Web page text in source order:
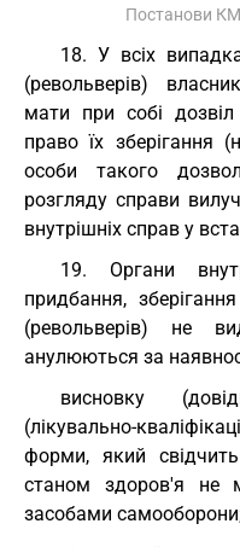
Постанови КМ
18. У всіх
(револьверів)
мати при собі
право їх зберігання
особи такого
розгляду справи
внутрішніх справ у
19. Органи
придбання,
(револьверів) не
анулюються за
висновку
(лікувально-
форми, який
станом здоров'я не
засобами